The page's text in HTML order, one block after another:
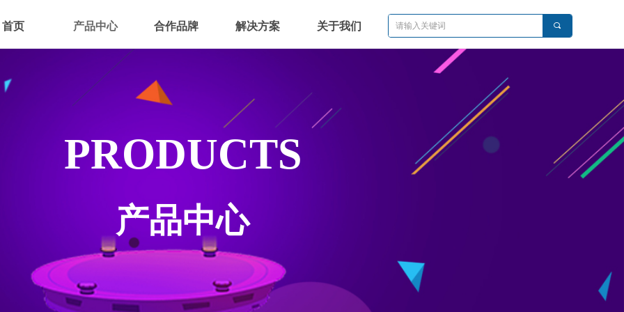
首页 产品中心 合作品牌 解决方案 关于我们 끠
产品中心
PRODUCTS
产品中心